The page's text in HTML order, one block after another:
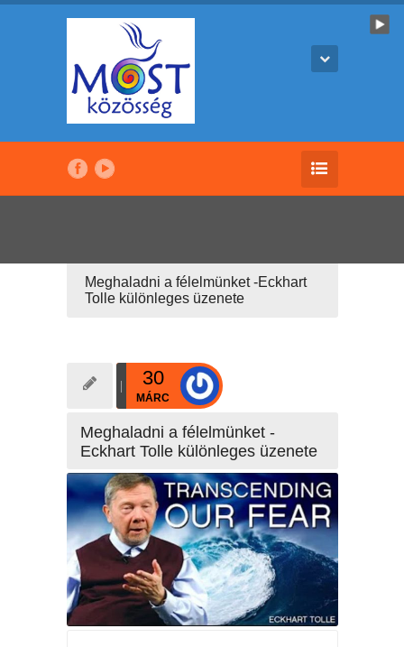
Meghaladni a félelmünket -Eckhart
Tolle különleges üzenete
30
MÁRC
Meghaladni a félelmünket -
Eckhart Tolle különleges üzenete